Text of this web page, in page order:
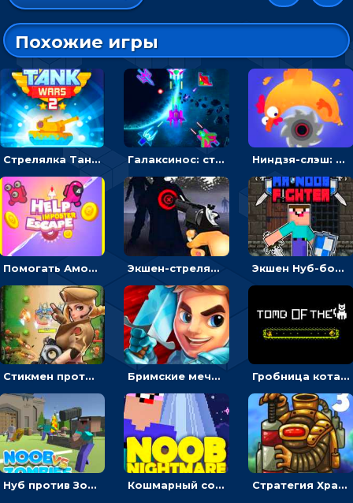
Похожие игры
Стрелялка Танковые войны: бить по танку врага, чтобы уничтожить зло Галаксинос: стрелялка в космосе по врагам Ниндзя-слэш: запускай оружие по целям и становись мастером сюрикенов
Помогать Амонг Ас бежать из комнаты через преграды - приключения Экшен-стрелялка по зомби: целиться и попадать в бегущих монстров Экшен Нуб-боец: прыгать через препятствия или бить врагов мечом
Стикмен против Зомби: стрелять в зомби и развивать воина Бримские мечи: бежать через преграды, бить врагов и собирать монеты Гробница кота: искать выход в лабиринте, собирая золото
Нуб против Зомби: направлять линию на врага и бить молотом Кошмарный сон Нуба: балансируй, чтобы выжить Стратегия Хранители рощи: расставлять монстров, чтобы охранять камни от врагов